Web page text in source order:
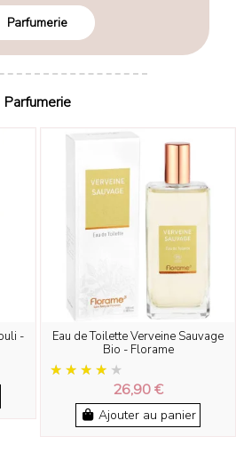
Parfumerie
Parfumerie
-
Eau de Toilette Verveine Sauvage
Bio - Florame
26,90 €
Ajouter au panier